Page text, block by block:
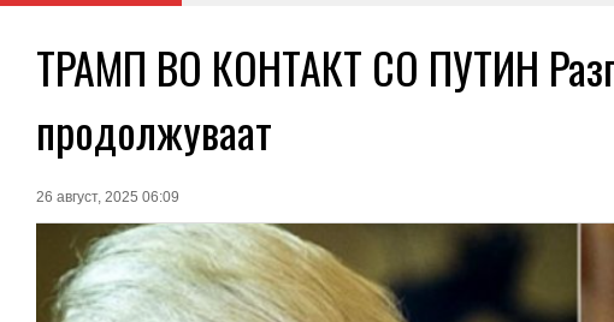
ТРАМП ВО КОНТАКТ СО ПУТИН
продолжуваат
26 август, 2025 06:09